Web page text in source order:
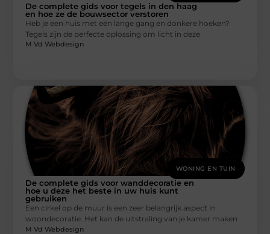
De complete gids voor tegels in den haag
en hoe ze de bouwsector verstoren
Heb je een huis met een lange gang en donkere hoeken?
Tegels zijn de perfecte oplossing om licht in deze
M Vd Webdesign
WONING EN TUIN
De complete gids voor wanddecoratie en
hoe u deze het beste in uw huis kunt
gebruiken
Een cirkel op de muur is een zeer belangrijk aspect in
woondecoratie. Het kan de uitstraling van je kamer maken
M Vd Webdesign